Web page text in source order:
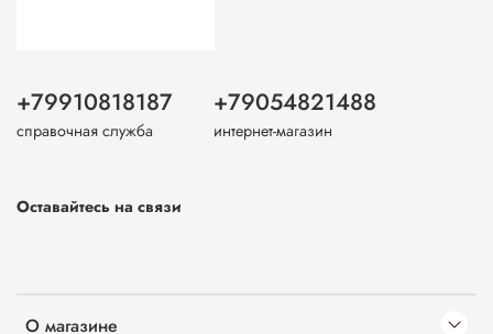
О магазине
+79910818187
справочная служба
+79054821488
интернет-магазин
Оставайтесь на связи